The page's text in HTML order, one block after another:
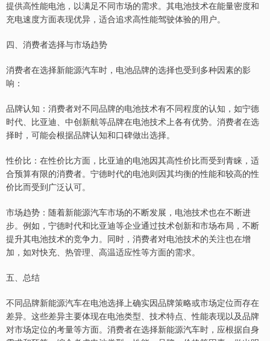
提供高性能电池，以满足不同市场的需求。其电池技术在能量密度和
充电速度方面表现优异，适合追求高性能驾驶体验的用户。
四、消费者选择与市场趋势
消费者在选择新能源汽车时，电池品牌的选择也受到多种因素的影
响：
品牌认知：消费者对不同品牌的电池技术有不同程度的认知，如宁德
时代、比亚迪、中创新航等品牌在电池技术上各有优势。消费者在选
择时，可能会根据品牌认知和口碑做出选择。
性价比：在性价比方面，比亚迪的电池因其高性价比而受到青睐，适
合预算有限的消费者。宁德时代的电池则因其均衡的性能和较高的性
价比而受到广泛认可。
市场趋势：随着新能源汽车市场的不断发展，电池技术也在不断进
步。例如，宁德时代和比亚迪等企业通过技术创新和市场布局，不断
提升其电池技术的竞争力。同时，消费者对电池技术的关注也在增
加，如对快充、热管理、高温适应性等方面的需求。
五、总结
不同品牌新能源汽车在电池选择上确实因品牌策略或市场定位而存在
差异。这些差异主要体现在电池类型、技术特点、性能表现以及品牌
对市场定位的考量等方面。消费者在选择新能源汽车时，应根据自身